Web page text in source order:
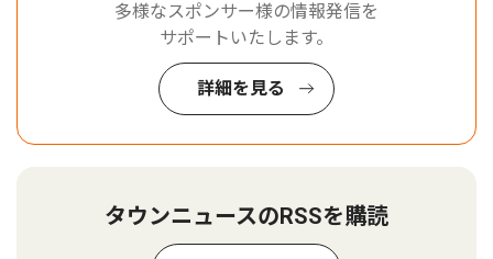
多様なスポンサー様の情報発信を
サポートいたします。
詳細を見る
タウンニュースのRSSを購読